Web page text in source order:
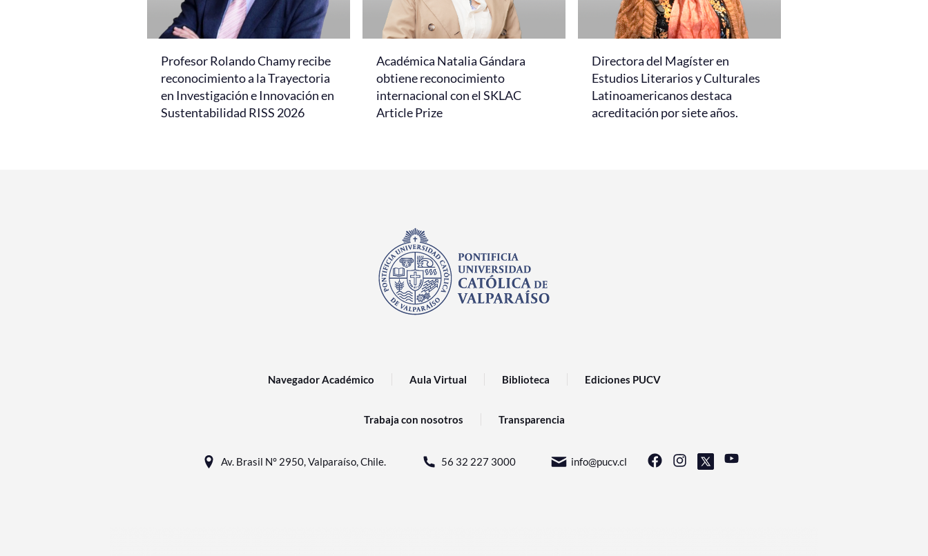
Profesor Rolando Chamy recibe
reconocimiento a la Trayectoria
en Investigación e Innovación en
Sustentabilidad RISS 2026
Académica Natalia Gándara
obtiene reconocimiento
internacional con el SKLAC
Article Prize
Directora del Magíster en
Estudios Literarios y Culturales
Latinoamericanos destaca
acreditación por siete años.
Navegador Académico Aula Virtual Biblioteca Ediciones PUCV
Trabaja con nosotros Transparencia
Av. Brasil N° 2950, Valparaíso, Chile. 56 32 227 3000 info@pucv.cl